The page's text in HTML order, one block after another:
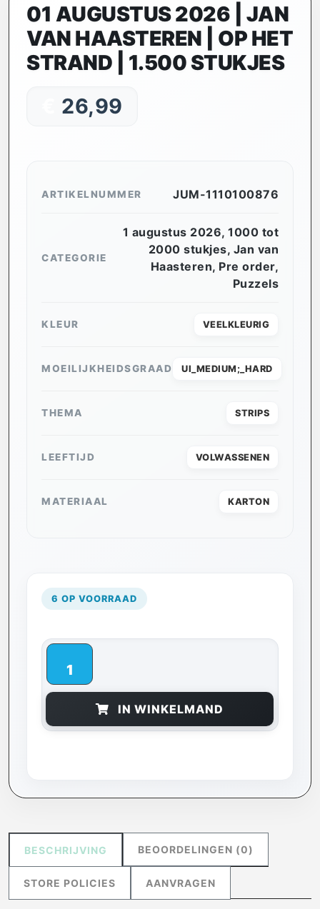
01 AUGUSTUS 2026 | JAN
VAN HAASTEREN | OP HET
STRAND | 1.500 STUKJES
26,99
ARTIKELNUMMER JUM-1110100876
CATEGORIE
1 augustus 2026, 1000 tot
2000 stukjes, Jan van
Haasteren, Pre order,
Puzzels
KLEUR VEELKLEURIG
MOEILIJKHEIDSGRAAD UI_MEDIUM;_HARD
THEMA STRIPS
LEEFTIJD VOLWASSENEN
MATERIAAL KARTON
6 OP VOORRAAD
IN WINKELMAND
BESCHRIJVING BEOORDELINGEN (0)
STORE POLICIES AANVRAGEN